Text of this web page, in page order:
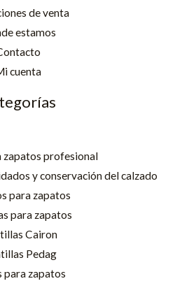
de venta
estamos
cuenta
zapatos profesional
y conservación del calzado
para zapatos
para zapatos
Cairon
Pedag
para zapatos